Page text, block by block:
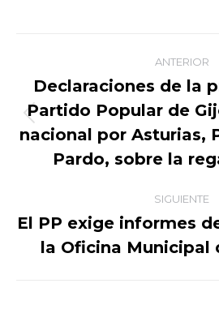
Navegación
entre
publicaciones
ANTERIOR
Declaraciones de la
Partido Popular de
nacional por Asturias,
Pardo, sobre la
SIGUIENTE
El PP exige informes
la Oficina Municipal